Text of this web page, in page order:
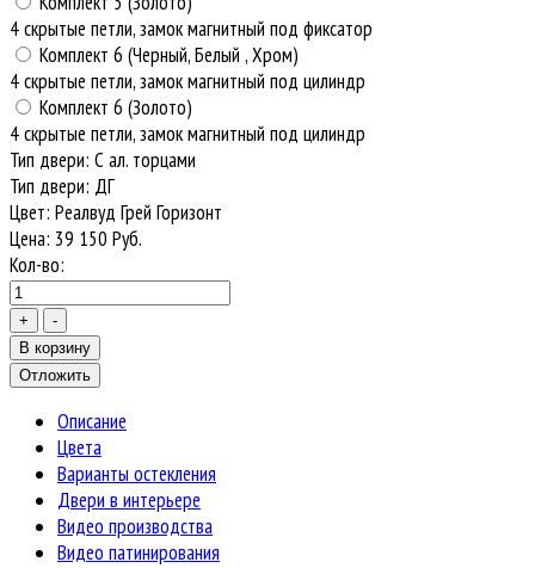
4 скрытые петли, замок магнитный под фиксатор
Комплект 6 (Черный, Белый , Хром)
4 скрытые петли, замок магнитный под цилиндр
Комплект 6 (Золото)
4 скрытые петли, замок магнитный под цилиндр
Тип двери: С ал. торцами
Тип двери: ДГ
Цвет: Реалвуд Грей Горизонт
Цена: 39 150 Руб.
Кол-во:
Описание
Цвета
Варианты остекления
Двери в интерьере
Видео производства
Видео патинирования